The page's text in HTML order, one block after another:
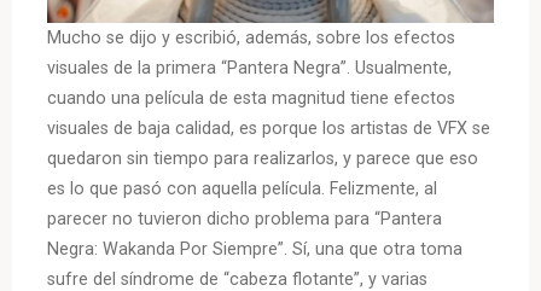
Mucho se dijo y escribió, además, sobre los efectos
visuales de la primera “Pantera Negra”. Usualmente,
cuando una película de esta magnitud tiene efectos
visuales de baja calidad, es porque los artistas de VFX se
quedaron sin tiempo para realizarlos, y parece que eso
es lo que pasó con aquella película. Felizmente, al
parecer no tuvieron dicho problema para “Pantera
Negra: Wakanda Por Siempre”. Sí, una que otra toma
sufre del síndrome de “cabeza flotante”, y varias